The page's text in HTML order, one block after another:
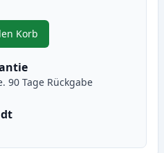
um anzupassen
Korb
, 4 stück Canon 718 toner (Ink
90 Tage Rückgabe